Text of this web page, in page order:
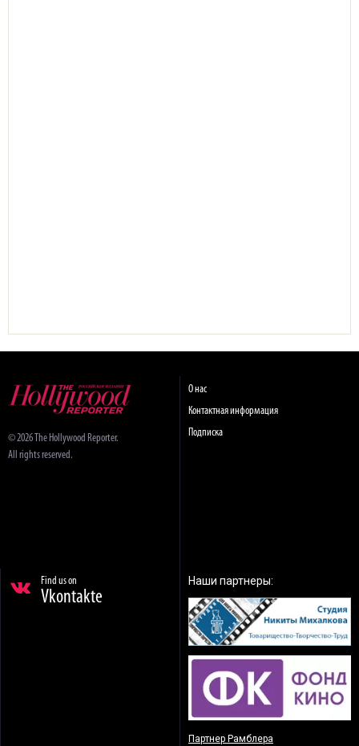
© 2026 The Hollywood Reporter.
All rights reserved.
О нас
Контактная информация
Подписка
Find us on
Vkontakte
Наши партнеры:
Партнер Рамблера